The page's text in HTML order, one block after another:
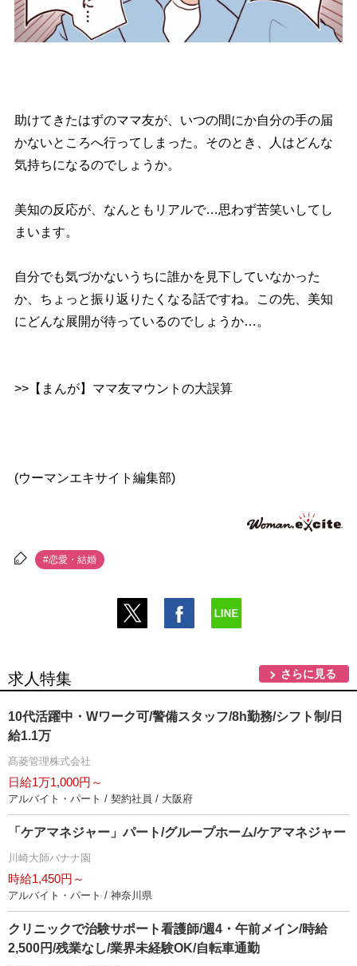
助けてきたはずのママ友が、いつの間にか自分の手の届
かないところへ行ってしまった。そのとき、人はどんな
気持ちになるのでしょうか。
美知の反応が、なんともリアルで…思わず苦笑いしてし
まいます。
自分でも気づかないうちに誰かを見下していなかった
か、ちょっと振り返りたくなる話ですね。この先、美知
にどんな展開が待っているのでしょうか…。
>>【まんが】ママ友マウントの大誤算
(ウーマンエキサイト編集部)
#恋愛・結婚
求人特集 さらに見る
10代活躍中・Wワーク可/警備スタッフ/8h勤務/シフト制/日
給1.1万
髙菱管理株式会社
日給1万1,000円～
アルバイト・パート / 契約社員 / 大阪府
「ケアマネジャー」パート/グループホーム/ケアマネジャー
川崎大師バナナ園
時給1,450円～
アルバイト・パート / 神奈川県
クリニックで治験サポート看護師/週4・午前メイン/時給
2,500円/残業なし/業界未経験OK/自転車通勤